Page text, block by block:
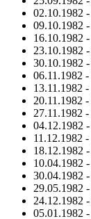
02.10.1982 -
09.10.1982 -
16.10.1982 -
23.10.1982 -
30.10.1982 -
06.11.1982 -
13.11.1982 -
20.11.1982 -
27.11.1982 -
04.12.1982 -
11.12.1982 -
18.12.1982 -
10.04.1982 -
30.04.1982 -
29.05.1982 -
24.12.1982 -
05.01.1982 -